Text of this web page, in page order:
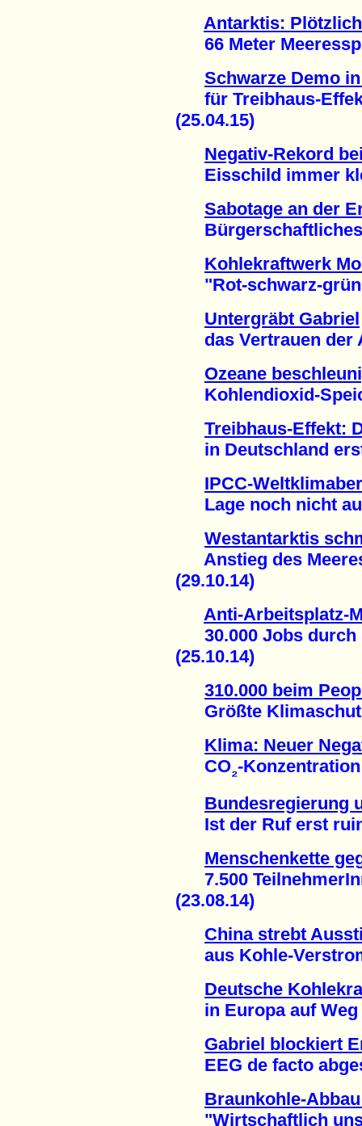
Antarktis:
66 Meter
Schwarze Demo
für Treibhaus-
(25.04.15)
Negativ-Rekord
Eisschild immer
Sabotage an der
Bürgerschaftliches
Kohlekraftwerk
"Rot-schwarz-
Untergräbt Gabriel
das Vertrauen der
Ozeane
Kohlendioxid-
Treibhaus-Effekt:
in Deutschland
IPCC-
Lage noch nicht
Westantarktis
Anstieg des
(29.10.14)
Anti-Arbeitsplatz-
30.000 Jobs durch
(25.10.14)
310.000 beim
Größte
Klima: Neuer
CO₂-
Bundesregierung
Ist der Ruf erst
Menschenkette
7.500
(23.08.14)
China strebt
aus Kohle-
Deutsche
in Europa auf Weg
Gabriel blockiert
EEG de facto
Braunkohle-
"Wirtschaftlich